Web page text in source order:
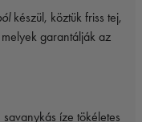
készül, köztük friss tej,
garantálják az
íze tökéletes